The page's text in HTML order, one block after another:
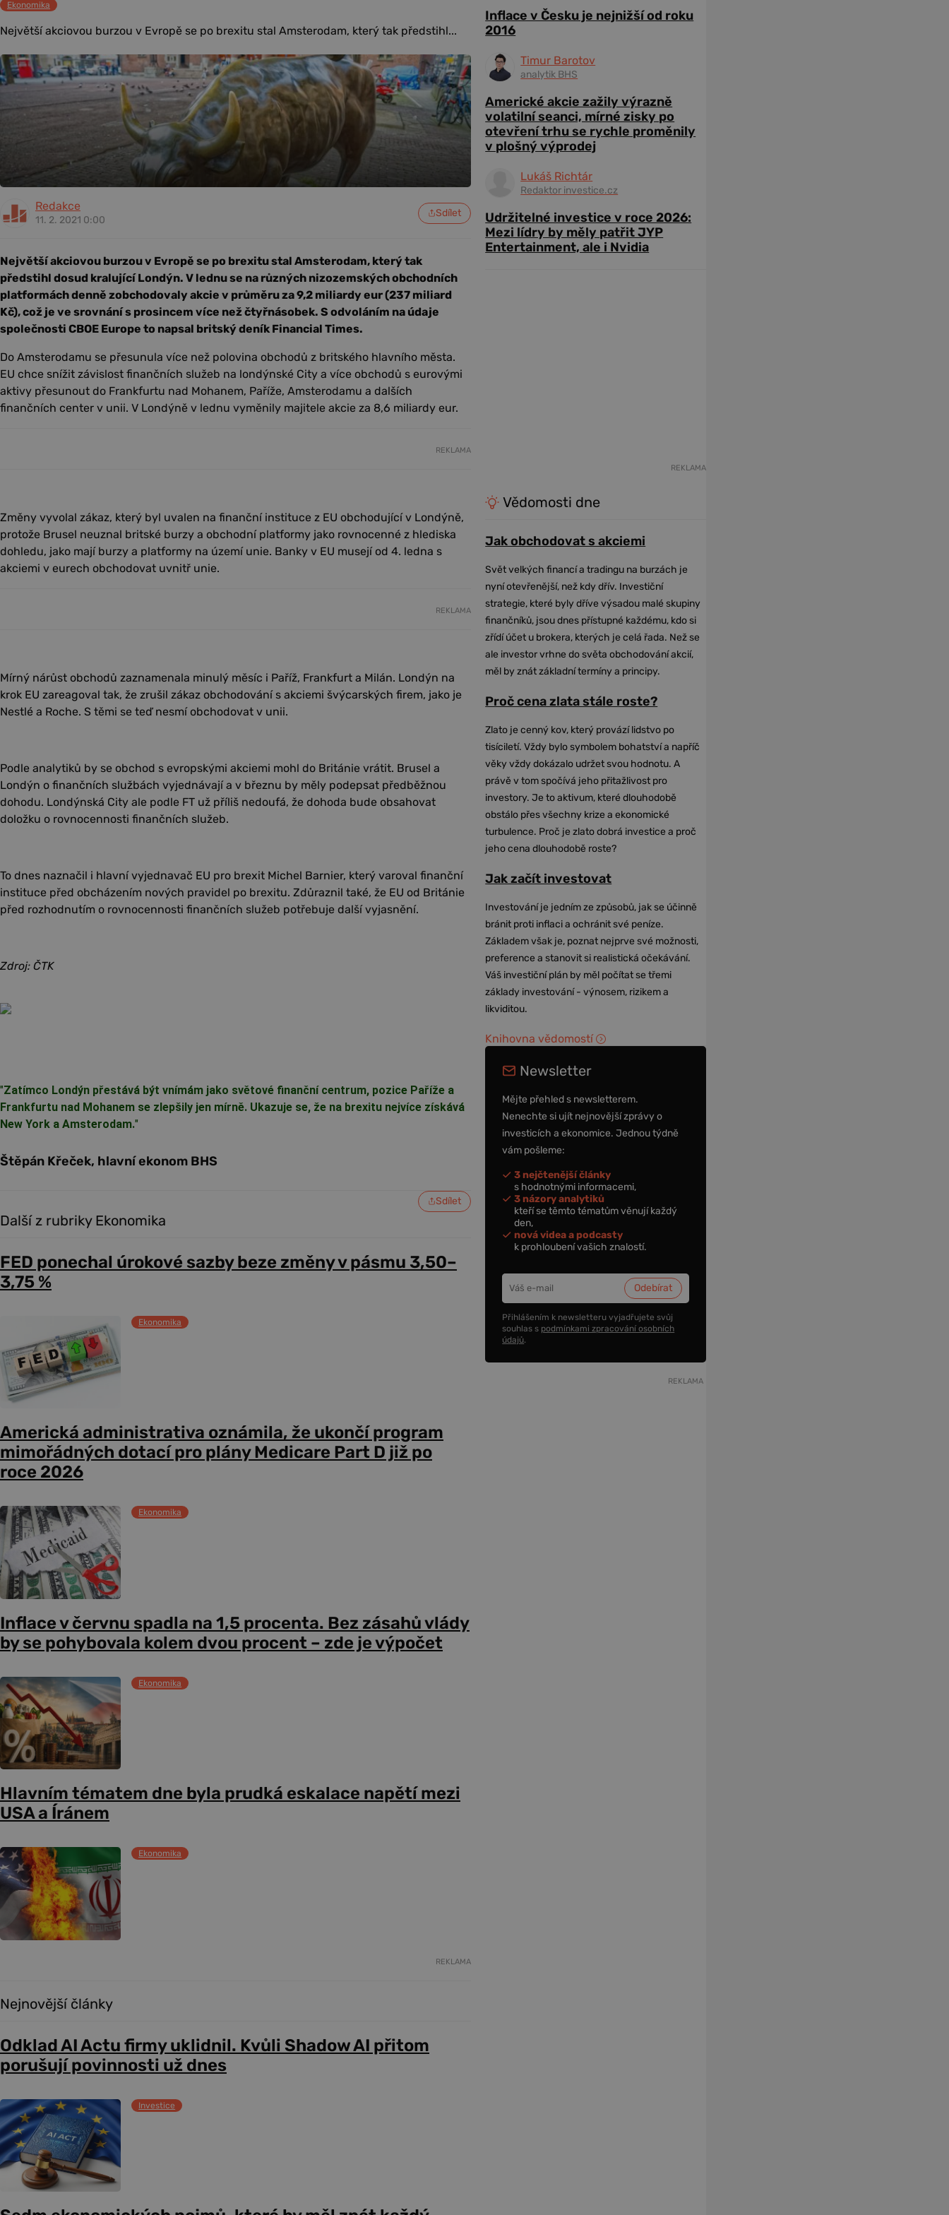
Ekonomika
Největší akciovou burzou v Evropě se po brexitu stal Amsterodam, který tak předstihl...
Redakce
11. 2. 2021 0:00
Sdílet
Největší akciovou burzou v Evropě se po brexitu stal Amsterodam, který tak
předstihl dosud kralující Londýn. V lednu se na různých nizozemských obchodních
platformách denně zobchodovaly akcie v průměru za 9,2 miliardy eur (237 miliard
Kč), což je ve srovnání s prosincem více než čtyřnásobek. S odvoláním na údaje
společnosti CBOE Europe to napsal britský deník Financial Times.
Do Amsterodamu se přesunula více než polovina obchodů z britského hlavního města.
EU chce snížit závislost finančních služeb na londýnské City a více obchodů s eurovými
aktivy přesunout do Frankfurtu nad Mohanem, Paříže, Amsterodamu a dalších
finančních center v unii. V Londýně v lednu vyměnily majitele akcie za 8,6 miliardy eur.
REKLAMA
Změny vyvolal zákaz, který byl uvalen na finanční instituce z EU obchodující v Londýně,
protože Brusel neuznal britské burzy a obchodní platformy jako rovnocenné z hlediska
dohledu, jako mají burzy a platformy na území unie. Banky v EU musejí od 4. ledna s
akciemi v eurech obchodovat uvnitř unie.
REKLAMA
Mírný nárůst obchodů zaznamenala minulý měsíc i Paříž, Frankfurt a Milán. Londýn na
krok EU zareagoval tak, že zrušil zákaz obchodování s akciemi švýcarských firem, jako je
Nestlé a Roche. S těmi se teď nesmí obchodovat v unii.
Podle analytiků by se obchod s evropskými akciemi mohl do Británie vrátit. Brusel a
Londýn o finančních službách vyjednávají a v březnu by měly podepsat předběžnou
dohodu. Londýnská City ale podle FT už příliš nedoufá, že dohoda bude obsahovat
doložku o rovnocennosti finančních služeb.
To dnes naznačil i hlavní vyjednavač EU pro brexit Michel Barnier, který varoval finanční
instituce před obcházením nových pravidel po brexitu. Zdůraznil také, že EU od Británie
před rozhodnutím o rovnocennosti finančních služeb potřebuje další vyjasnění.
Zdroj: ČTK
"Zatímco Londýn přestává být vnímám jako světové finanční centrum, pozice Paříže a
Frankfurtu nad Mohanem se zlepšily jen mírně. Ukazuje se, že na brexitu nejvíce získává
New York a Amsterodam."
Štěpán Křeček, hlavní ekonom BHS
Sdílet
Další z rubriky Ekonomika
FED ponechal úrokové sazby beze změny v pásmu 3,50–
3,75 %
Ekonomika
Americká administrativa oznámila, že ukončí program
mimořádných dotací pro plány Medicare Part D již po
roce 2026
Ekonomika
Inflace v červnu spadla na 1,5 procenta. Bez zásahů vlády
by se pohybovala kolem dvou procent – zde je výpočet
Ekonomika
Hlavním tématem dne byla prudká eskalace napětí mezi
USA a Íránem
Ekonomika
REKLAMA
Nejnovější články
Odklad AI Actu firmy uklidnil. Kvůli Shadow AI přitom
porušují povinnosti už dnes
Investice
Inflace v Česku je nejnižší od roku
2016
Timur Barotov
analytik BHS
Americké akcie zažily výrazně
volatilní seanci, mírné zisky po
otevření trhu se rychle proměnily
v plošný výprodej
Lukáš Richtár
Redaktor investice.cz
Udržitelné investice v roce 2026:
Mezi lídry by měly patřit JYP
Entertainment, ale i Nvidia
REKLAMA
Vědomosti dne
Jak obchodovat s akciemi
Svět velkých financí a tradingu na burzách je
nyní otevřenější, než kdy dřív. Investiční
strategie, které byly dříve výsadou malé skupiny
finančníků, jsou dnes přístupné každému, kdo si
zřídí účet u brokera, kterých je celá řada. Než se
ale investor vrhne do světa obchodování akcií,
měl by znát základní termíny a principy.
Proč cena zlata stále roste?
Zlato je cenný kov, který provází lidstvo po
tisíciletí. Vždy bylo symbolem bohatství a napříč
věky vždy dokázalo udržet svou hodnotu. A
právě v tom spočívá jeho přitažlivost pro
investory. Je to aktivum, které dlouhodobě
obstálo přes všechny krize a ekonomické
turbulence. Proč je zlato dobrá investice a proč
jeho cena dlouhodobě roste?
Jak začít investovat
Investování je jedním ze způsobů, jak se účinně
bránit proti inflaci a ochránit své peníze.
Základem však je, poznat nejprve své možnosti,
preference a stanovit si realistická očekávání.
Váš investiční plán by měl počítat se třemi
základy investování - výnosem, rizikem a
likviditou.
Knihovna vědomostí
Newsletter
Mějte přehled s newsletterem.
Nenechte si ujít nejnovější zprávy o
investicích a ekonomice. Jednou týdně
vám pošleme:
3 nejčtenější články
s hodnotnými informacemi,
3 názory analytiků
kteří se těmto tématům věnují každý
den,
nová videa a podcasty
k prohloubení vašich znalostí.
Přihlášením k newsletteru vyjadřujete svůj
souhlas s podmínkami zpracování osobních
údajů.
REKLAMA